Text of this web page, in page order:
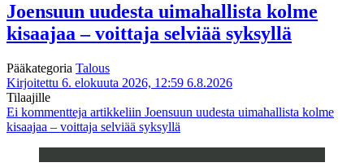
Joensuun uudesta uimahallista kolme
kisaajaa – voittaja selviää syksyllä
Pääkategoria Talous
Kirjoitettu 6. elokuuta 2026, 12:59 6.8.2026
Tilaajille
Ei kommentteja artikkeliin Joensuun uudesta uimahallista kolme
kisaajaa – voittaja selviää syksyllä